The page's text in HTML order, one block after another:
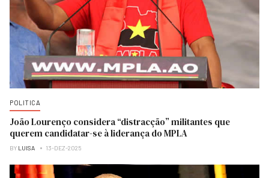
POLITICA
João Lourenço considera “distracção” militantes que
querem candidatar-se à liderança do MPLA
BY LUISA 13-DEZ-2025